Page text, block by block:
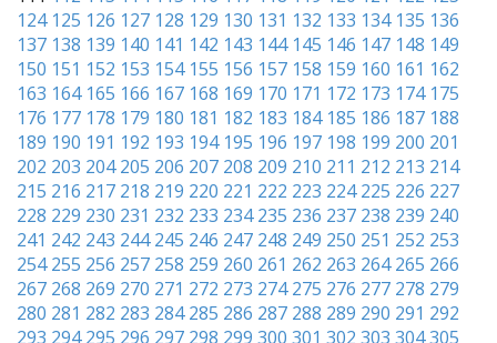
124 125 126 127 128 129 130 131 132 133 134 135 136
137 138 139 140 141 142 143 144 145 146 147 148 149
150 151 152 153 154 155 156 157 158 159 160 161 162
163 164 165 166 167 168 169 170 171 172 173 174 175
176 177 178 179 180 181 182 183 184 185 186 187 188
189 190 191 192 193 194 195 196 197 198 199 200 201
202 203 204 205 206 207 208 209 210 211 212 213 214
215 216 217 218 219 220 221 222 223 224 225 226 227
228 229 230 231 232 233 234 235 236 237 238 239 240
241 242 243 244 245 246 247 248 249 250 251 252 253
254 255 256 257 258 259 260 261 262 263 264 265 266
267 268 269 270 271 272 273 274 275 276 277 278 279
280 281 282 283 284 285 286 287 288 289 290 291 292
293 294 295 296 297 298 299 300 301 302 303 304305